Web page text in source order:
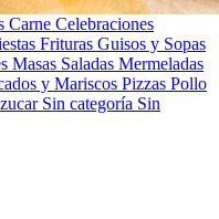
Carne Celebraciones
Frituras Guisos y Sopas
Masas Saladas Mermeladas
y Mariscos Pizzas Pollo
Sin categoría Sin